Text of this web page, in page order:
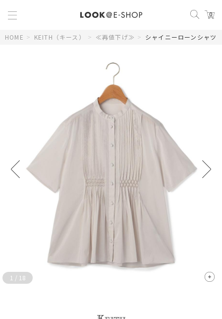
0
HOME > KEITH（キース） > ≪再値下げ≫ > シャイニーローンシャツ
1 / 18